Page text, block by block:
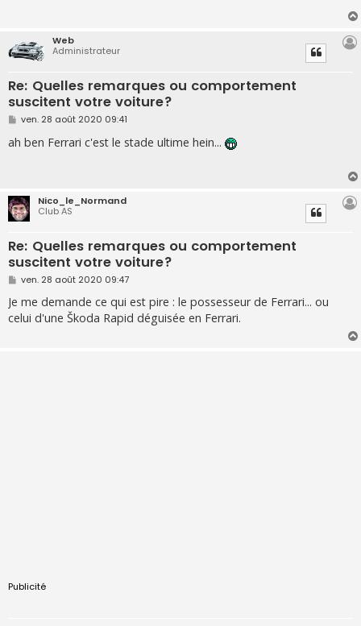
Web
Administrateur
Re: Quelles remarques ou comportement
suscitent votre voiture?
M
s
s
ven. 28 août 2020 09:41
ah ben Ferrari c'est le stade ultime hein...
Nico_le_Normand
Club AS
Re: Quelles remarques ou comportement
suscitent votre voiture?
M
s
s
a
ven. 28 août 2020 09:47
Je me demande ce qui est pire : le possesseur de Ferrari... ou
celui d'une Škoda Rapid déguisée en Ferrari.
Publicité